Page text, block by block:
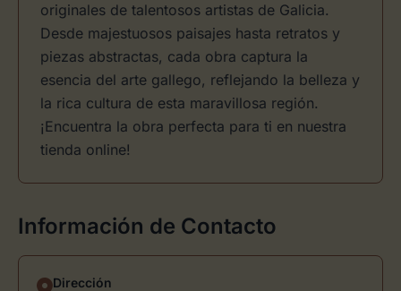
originales de talentosos artistas de Galicia.
Desde majestuosos paisajes hasta retratos y
piezas abstractas, cada obra captura la
esencia del arte gallego, reflejando la belleza y
la rica cultura de esta maravillosa región.
¡Encuentra la obra perfecta para ti en nuestra
tienda online!
Información de Contacto
Dirección